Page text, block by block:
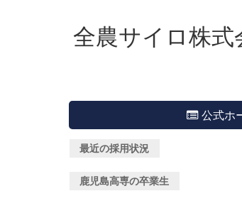
全農サイロ株式
公式ホ
最近の採用状況
鹿児島高専の卒業生